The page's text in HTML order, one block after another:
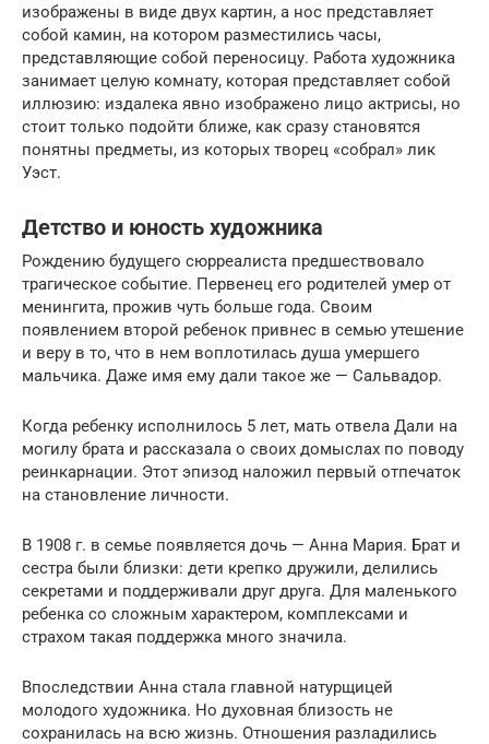
изображены в виде двух картин, а нос представляет
собой камин, на котором разместились часы,
представляющие собой переносицу. Работа художника
занимает целую комнату, которая представляет собой
иллюзию: издалека явно изображено лицо актрисы, но
стоит только подойти ближе, как сразу становятся
понятны предметы, из которых творец «собрал» лик
Уэст.
Детство и юность художника
Рождению будущего сюрреалиста предшествовало
трагическое событие. Первенец его родителей умер от
менингита, прожив чуть больше года. Своим
появлением второй ребенок привнес в семью утешение
и веру в то, что в нем воплотилась душа умершего
мальчика. Даже имя ему дали такое же — Сальвадор.
Когда ребенку исполнилось 5 лет, мать отвела Дали на
могилу брата и рассказала о своих домыслах по поводу
реинкарнации. Этот эпизод наложил первый отпечаток
на становление личности.
В 1908 г. в семье появляется дочь — Анна Мария. Брат и
сестра были близки: дети крепко дружили, делились
секретами и поддерживали друг друга. Для маленького
ребенка со сложным характером, комплексами и
страхом такая поддержка много значила.
Впоследствии Анна стала главной натурщицей
молодого художника. Но духовная близость не
сохранилась на всю жизнь. Отношения разладились